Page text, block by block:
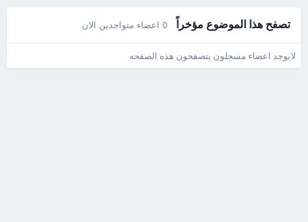
تصفح هذا الموضوع مؤخراً 0 اعضاء متواجدين الان
لايوجد اعضاء مسجلون يتصفحون هذه الصفحه